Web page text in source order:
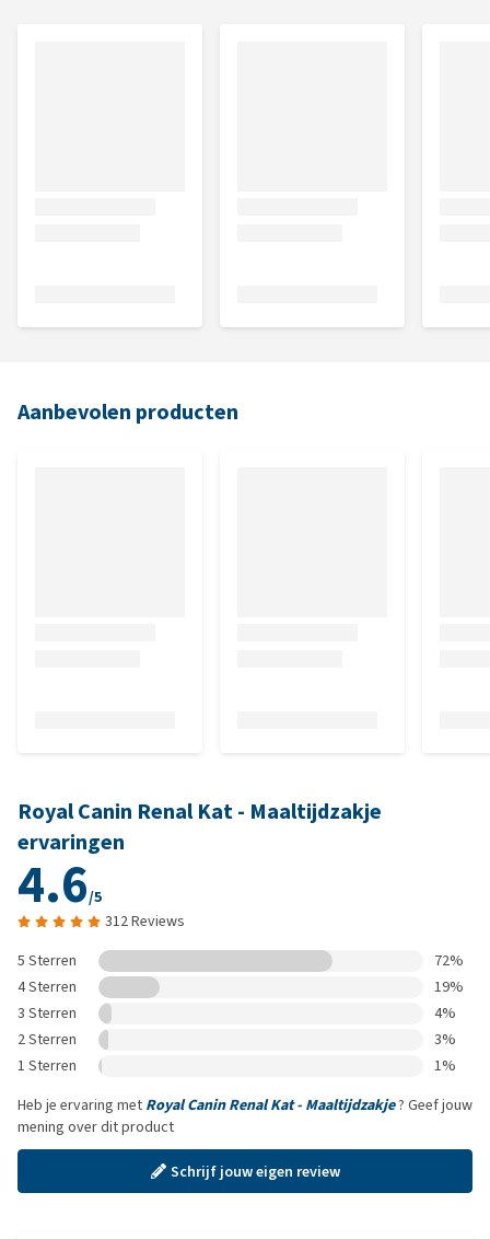
Aanbevolen producten
Royal Canin Renal Kat - Maaltijdzakje
ervaringen
4.6/5
312 Reviews
5 Sterren
72%
4 Sterren
19%
3 Sterren
4%
2 Sterren
3%
1 Sterren
1%
Heb je ervaring met Royal Canin Renal Kat - Maaltijdzakje? Geef jouw
mening over dit product
Schrijf jouw eigen review